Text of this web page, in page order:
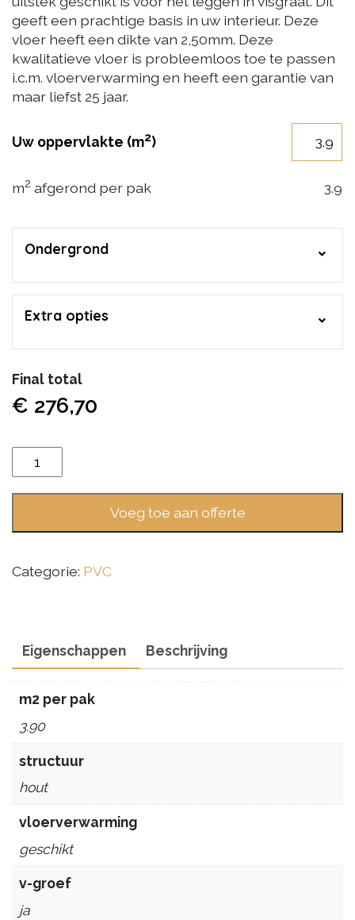
geeft een prachtige basis in uw interieur. Deze
vloer heeft een dikte van 2,50mm. Deze
kwalitatieve vloer is probleemloos toe te passen
i.c.m. vloerverwarming en heeft een garantie van
maar liefst 25 jaar.
Uw oppervlakte (m2)
m2 afgerond per pak 3.9
Ondergrond
Extra opties
Final total
€ 276,70
Vivafloors
Visgraat
4540
Voeg toe aan offerte
Categorie: PVC
Eigenschappen Beschrijving
m2 per pak
3.90
structuur
hout
vloerverwarming
geschikt
v-groef
ja